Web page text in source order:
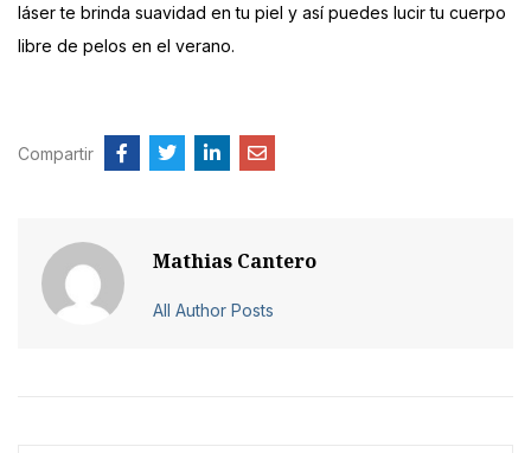
láser te brinda suavidad en tu piel y así puedes lucir tu cuerpo
libre de pelos en el verano.
Compartir
Mathias Cantero
All Author Posts